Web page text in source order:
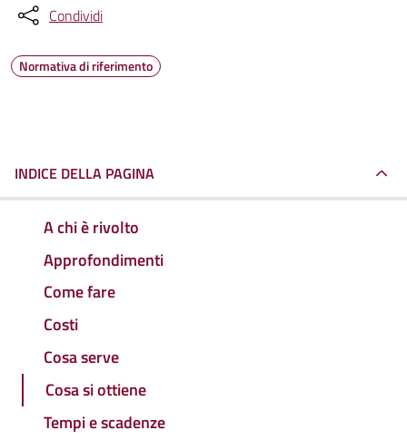
Condividi
Normativa di riferimento
INDICE DELLA PAGINA
A chi è rivolto
Approfondimenti
Come fare
Costi
Cosa serve
Cosa si ottiene
Tempi e scadenze